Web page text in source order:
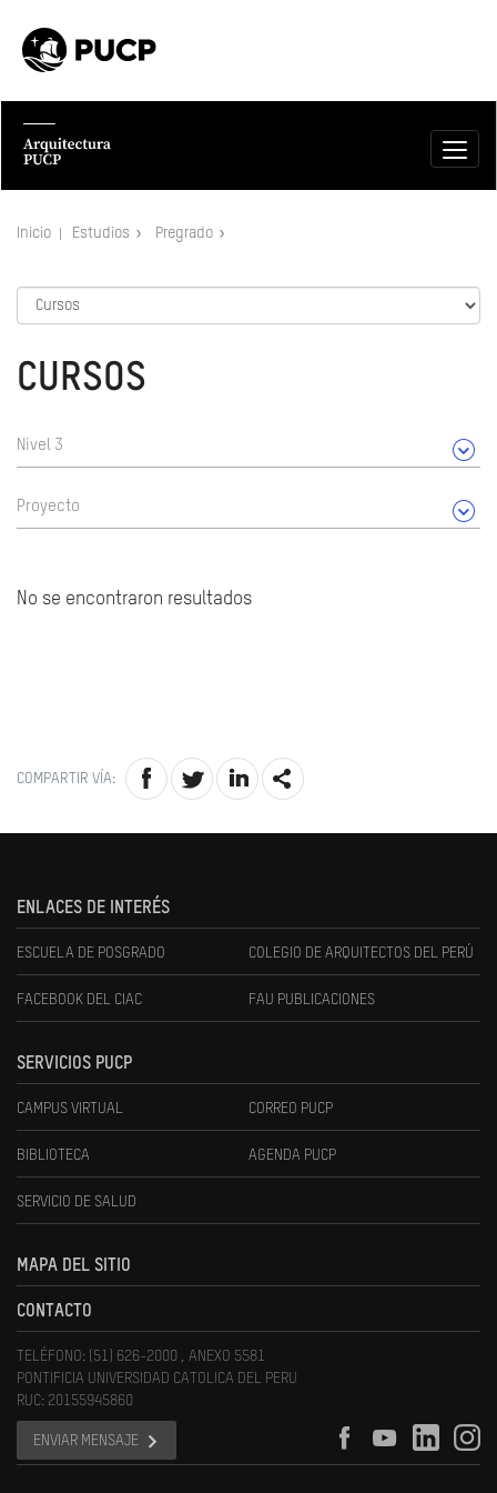
Inicio Estudios Pregrado
CURSOS
Nivel 3
Proyecto
No se encontraron resultados
COMPARTIR VÍA:
ENLACES DE INTERÉS
ESCUELA DE POSGRADO COLEGIO DE ARQUITECTOS DEL PERÚ
FACEBOOK DEL CIAC FAU PUBLICACIONES
SERVICIOS PUCP
CAMPUS VIRTUAL CORREO PUCP
BIBLIOTECA AGENDA PUCP
SERVICIO DE SALUD
MAPA DEL SITIO
CONTACTO
TELÉFONO: (51) 626-2000 , ANEXO 5581
PONTIFICIA UNIVERSIDAD CATOLICA DEL PERU
RUC: 20155945860
ENVIAR MENSAJE